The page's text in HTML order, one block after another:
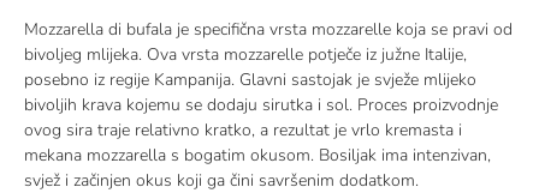
Mozzarella di bufala je specifična vrsta mozzarelle koja se pravi od
bivoljeg mlijeka. Ova vrsta mozzarelle potječe iz južne Italije,
posebno iz regije Kampanija. Glavni sastojak je svježe mlijeko
bivoljih krava kojemu se dodaju sirutka i sol. Proces proizvodnje
ovog sira traje relativno kratko, a rezultat je vrlo kremasta i
mekana mozzarella s bogatim okusom. Bosiljak ima intenzivan,
svjež i začinjen okus koji ga čini savršenim dodatkom.